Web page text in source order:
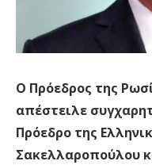
Ο Πρόεδρος της
απέστειλε
Πρόεδρο της
Σακελλαροπούλου